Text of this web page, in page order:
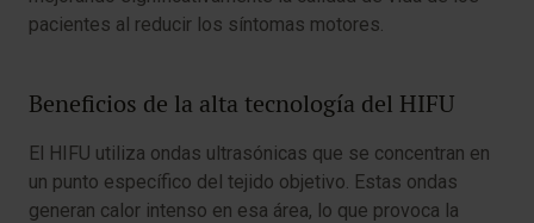
pacientes al reducir los síntomas motores.
Beneficios de la alta tecnología del HIFU
El HIFU utiliza ondas ultrasónicas que se concentran en
un punto específico del tejido objetivo. Estas ondas
generan calor intenso en esa área, lo que provoca la